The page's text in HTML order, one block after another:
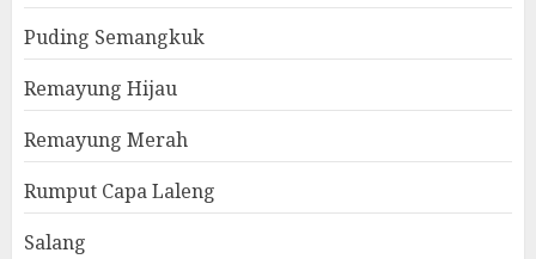
Puding Semangkuk
Remayung Hijau
Remayung Merah
Rumput Capa Laleng
Salang